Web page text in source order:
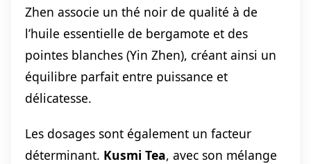
Zhen associe un thé noir de qualité à de
l’huile essentielle de bergamote et des
pointes blanches (Yin Zhen), créant ainsi un
équilibre parfait entre puissance et
délicatesse.
Les dosages sont également un facteur
déterminant. Kusmi Tea, avec son mélange